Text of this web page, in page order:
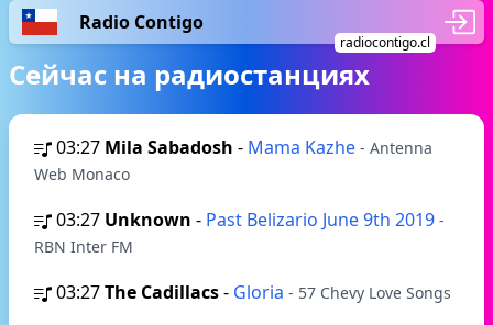
Radio Contigo
radiocontigo.cl
Сейчас на радиостанциях
03:27 Mila Sabadosh - Mama Kazhe - Antenna
Web Monaco
03:27 Unknown - Past Belizario June 9th 2019 -
RBN Inter FM
03:27The Cadillacs- Gloria - 57 Chevy Love Songs